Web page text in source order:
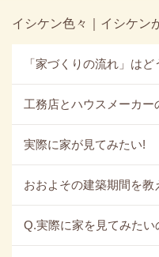
イシケン色々｜イシケン
「家づくりの流れ」は
工務店とハウスメーカ
実際に家が見てみたい!
おおよその建築期間を教
Q.実際に家を見てみたい